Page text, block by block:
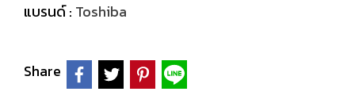
แบรนด์ : Toshiba
Share